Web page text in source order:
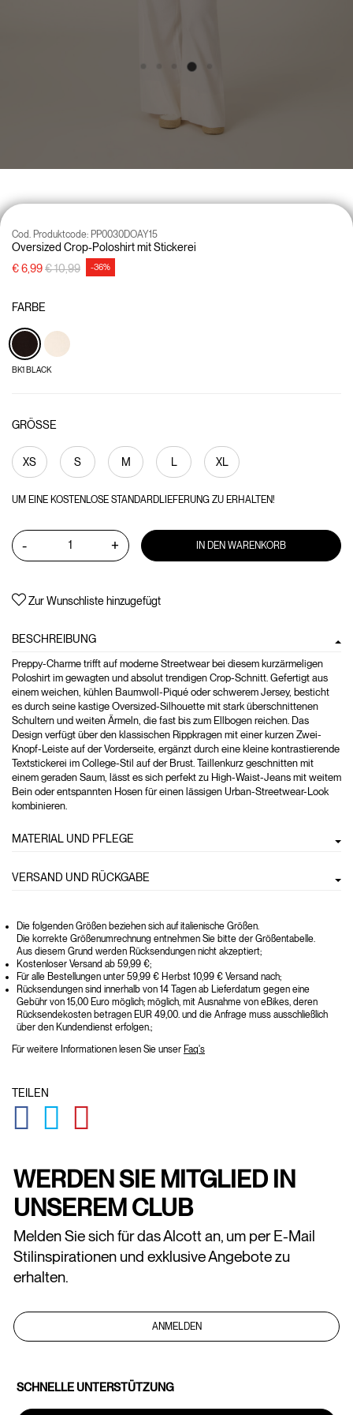
Oversized Crop-Poloshirt mit Stickerei
Cod. Produktcode: PP0030DOAY15
€ 6,99Preisreduzierung von
€ 10,99auf-36%
FARBE
BK1 BLACK
GRÖSSE
XS S M L XL
UM EINE KOSTENLOSE STANDARDLIEFERUNG ZU ERHALTEN!
- + IN DEN WARENKORB
Zur Wunschliste hinzugefügt
BESCHREIBUNG
Preppy-Charme trifft auf moderne Streetwear bei diesem kurzärmeligen
Poloshirt im gewagten und absolut trendigen Crop-Schnitt. Gefertigt aus
einem weichen, kühlen Baumwoll-Piqué oder schwerem Jersey, besticht
es durch seine kastige Oversized-Silhouette mit stark überschnittenen
Schultern und weiten Ärmeln, die fast bis zum Ellbogen reichen. Das
Design verfügt über den klassischen Rippkragen mit einer kurzen Zwei-
Knopf-Leiste auf der Vorderseite, ergänzt durch eine kleine kontrastierende
Textstickerei im College-Stil auf der Brust. Taillenkurz geschnitten mit
einem geraden Saum, lässt es sich perfekt zu High-Waist-Jeans mit weitem
Bein oder entspannten Hosen für einen lässigen Urban-Streetwear-Look
kombinieren.
MATERIAL UND PFLEGE
VERSAND UND RÜCKGABE
Die folgenden Größen beziehen sich auf italienische Größen.
Die korrekte Größenumrechnung entnehmen Sie bitte der Größentabelle.
Aus diesem Grund werden Rücksendungen nicht akzeptiert;
Kostenloser Versand ab 59,99 €;
Für alle Bestellungen unter 59,99 € Herbst 10,99 € Versand nach;
Rücksendungen sind innerhalb von 14 Tagen ab Lieferdatum gegen eine
Gebühr von 15,00 Euro möglich; möglich, mit Ausnahme von eBikes, deren
Rücksendekosten betragen EUR 49,00. und die Anfrage muss ausschließlich
über den Kundendienst erfolgen.;
Für weitere Informationen lesen Sie unser Faq's
TEILEN
GLOBAL.SOCIALSHARE.FACEBOOK
GLOBAL.SOCIALSHARE.TWITTER
WERDEN SIE MITGLIED IN
UNSEREM CLUB
Melden Sie sich für das Alcott an, um per E-Mail
Stilinspirationen und exklusive Angebote zu
erhalten.
ANMELDEN
SCHNELLE UNTERSTÜTZUNG